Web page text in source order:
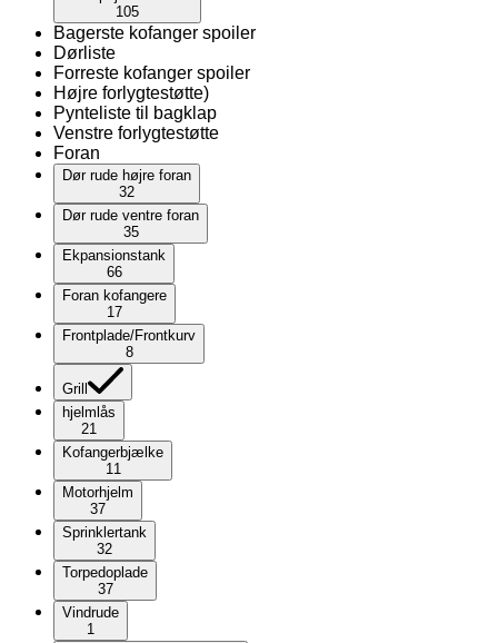
105
Bagerste kofanger spoiler
Dørliste
Forreste kofanger spoiler
Højre forlygtestøtte)
Pynteliste til bagklap
Venstre forlygtestøtte
Foran
Dør rude højre foran
32
Dør rude ventre foran
35
Ekpansionstank
66
Foran kofangere
17
Frontplade/Frontkurv
8
Grill
hjelmlås
21
Kofangerbjælke
11
Motorhjelm
37
Sprinklertank
32
Torpedoplade
37
Vindrude
1